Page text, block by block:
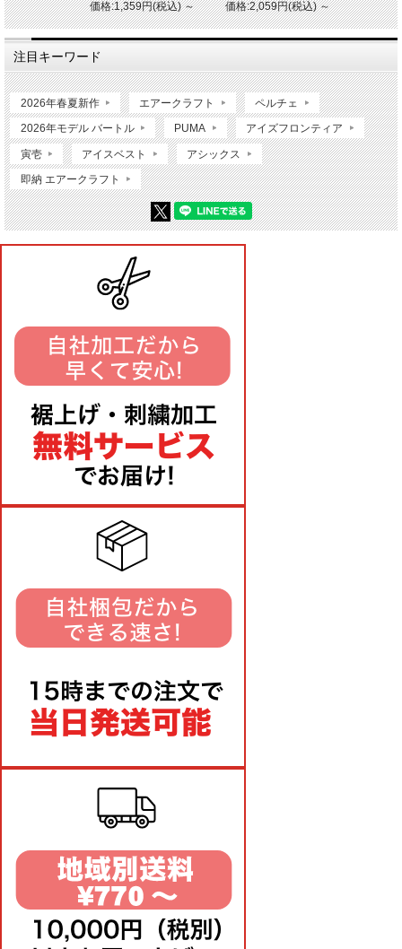
価格:1,359円(税込)～ 価格:2,059円(税込)～
注目キーワード
2026年春夏新作 エアークラフト ペルチェ
2026年モデル バートル PUMA アイズフロンティア
寅壱 アイスベスト アシックス
即納 エアークラフト